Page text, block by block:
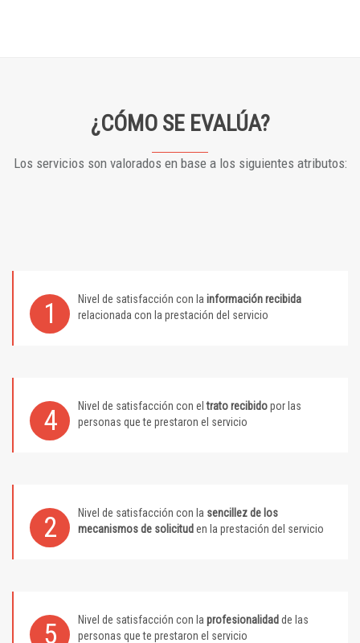
¿CÓMO SE EVALÚA?
Los servicios son valorados en base a los siguientes atributos:
1 Nivel de satisfacción con la información recibida
relacionada con la prestación del servicio
4 Nivel de satisfacción con eltrato recibidopor las
personas que te prestaron el servicio
2 Nivel de satisfacción con la sencillez de los
mecanismos de solicitud en la prestación del servicio
5 Nivel de satisfacción con la profesionalidad de las
personas que te prestaron el servicio